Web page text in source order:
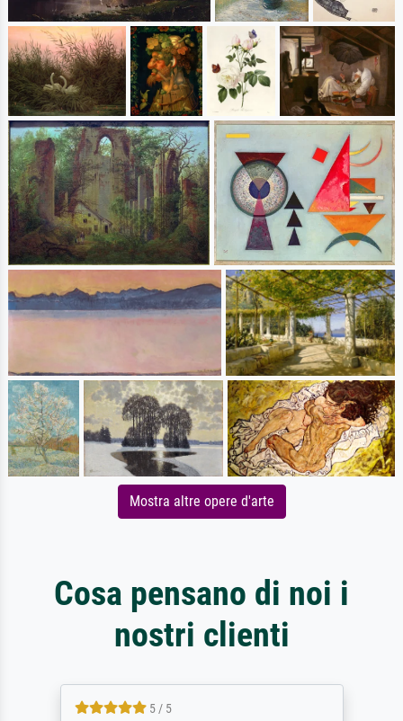
Mostra altre opere d'arte
Cosa pensano di noi i
nostri clienti
5 / 5